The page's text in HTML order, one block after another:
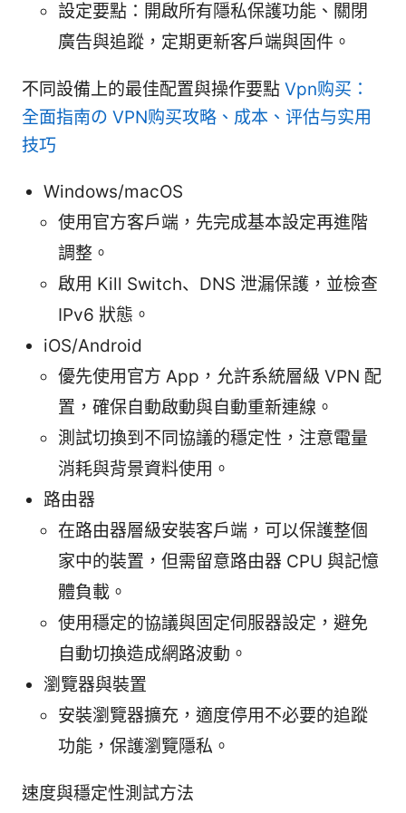
設定要點：開啟所有隱私保護功能、關閉
廣告與追蹤，定期更新客戶端與固件。
不同設備上的最佳配置與操作要點 Vpn购买：
全面指南の VPN购买攻略、成本、评估与实用
技巧
Windows/macOS
使用官方客戶端，先完成基本設定再進階
調整。
啟用 Kill Switch、DNS 泄漏保護，並檢查
IPv6 狀態。
iOS/Android
優先使用官方 App，允許系統層級 VPN 配
置，確保自動啟動與自動重新連線。
測試切換到不同協議的穩定性，注意電量
消耗與背景資料使用。
路由器
在路由器層級安裝客戶端，可以保護整個
家中的裝置，但需留意路由器 CPU 與記憶
體負載。
使用穩定的協議與固定伺服器設定，避免
自動切換造成網路波動。
瀏覽器與裝置
安裝瀏覽器擴充，適度停用不必要的追蹤
功能，保護瀏覽隱私。
速度與穩定性測試方法